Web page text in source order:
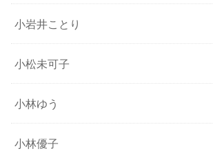
小岩井ことり
小松未可子
小林ゆう
小林優子